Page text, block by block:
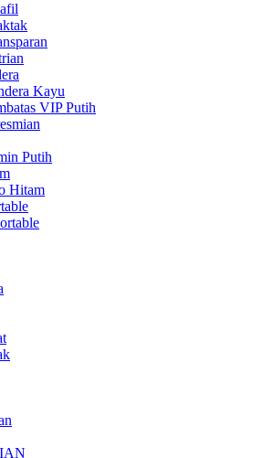
Kayu
VIP Putih
Putih
Hitam